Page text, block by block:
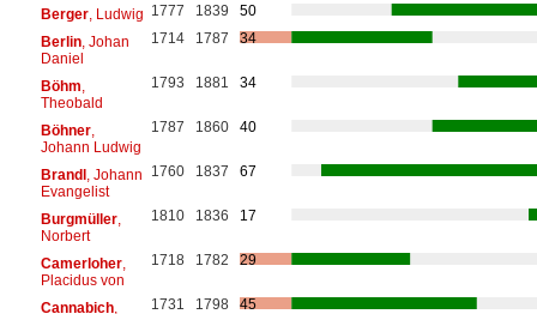
Berger, Ludwig 1777 1839
50
Berlin, Johan
Daniel
1714 1787 34
Böhm
Theobald
1793 1881 34
Böhner,
Johann Ludwig
1787 1860 40
Brandl, Johann
Evangelist
1760 1837 67
Burgmüller,
Norbert
1810 1836 17
Camerloher,
Placidus von
1718 1782 29
Cannabich,
1731 1798 45